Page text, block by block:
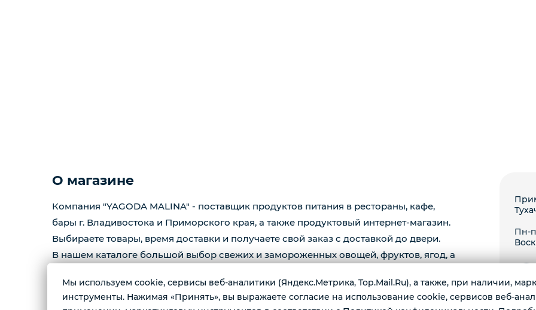
О магазине
Компания "YAGODA MALINA" - поставщик продуктов питания в рестораны, кафе,
бары г. Владивостока и Приморского края, а также продуктовый интернет-магазин.
Выбираете товары, время доставки и получаете свой заказ с доставкой до двери.
В нашем каталоге большой выбор свежих и замороженных овощей, фруктов, ягод, а
Пн-
Мы используем cookie, сервисы веб-аналитики (Яндекс.Метрика, Top.Mail.Ru), а также, при наличии,
инструменты. Нажимая «Принять», вы выражаете согласие на использование cookie, сервисов веб-